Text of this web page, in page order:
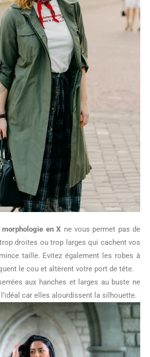
morphologie en X ne vous permet pas de
droites ou trop larges qui cachent vos
taille. Evitez également les robes à
le cou et altèrent votre port de tête.
aux hanches et larges au buste ne
car elles alourdissent la silhouette.